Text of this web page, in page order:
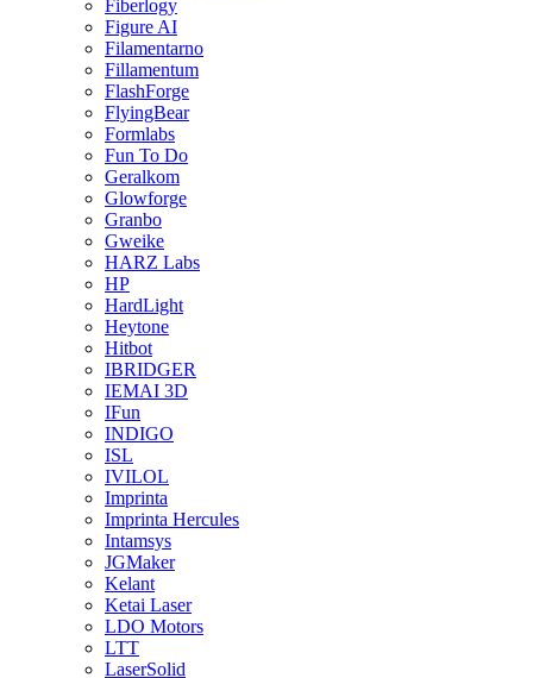
Fiberlogy
Figure AI
Filamentarno
Fillamentum
FlashForge
FlyingBear
Formlabs
Fun To Do
Geralkom
Glowforge
Granbo
Gweike
HARZ Labs
HP
HardLight
Heytone
Hitbot
IBRIDGER
IEMAI 3D
IFun
INDIGO
ISL
IVILOL
Imprinta
Imprinta Hercules
Intamsys
JGMaker
Kelant
Ketai Laser
LDO Motors
LTT
LaserSolid